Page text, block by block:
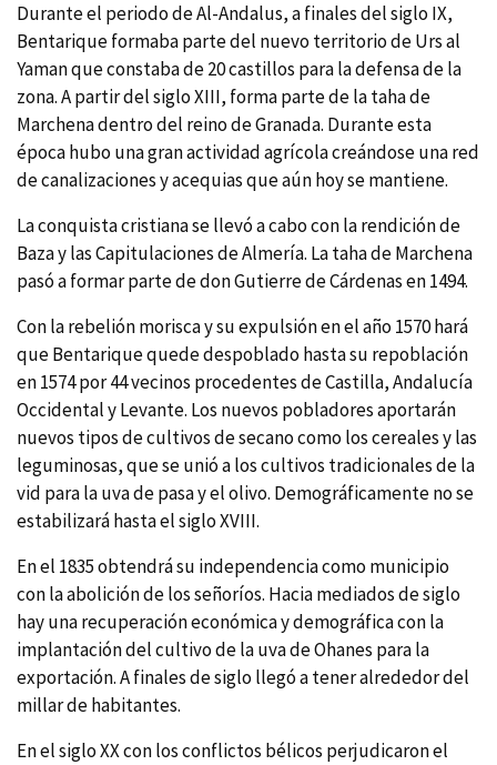
Durante el periodo de Al-Andalus, a finales del siglo IX,
Bentarique formaba parte del nuevo territorio de Urs al
Yaman que constaba de 20 castillos para la defensa de la
zona. A partir del siglo XIII, forma parte de la taha de
Marchena dentro del reino de Granada. Durante esta
época hubo una gran actividad agrí­cola creándose una red
de canalizaciones y acequias que aún hoy se mantiene.
La conquista cristiana se llevó a cabo con la rendición de
Baza y las Capitulaciones de Almerí­a. La taha de Marchena
pasó a formar parte de don Gutierre de Cárdenas en 1494.
Con la rebelión morisca y su expulsión en el año 1570 hará
que Bentarique quede despoblado hasta su repoblación
en 1574 por 44 vecinos procedentes de Castilla, Andalucí­a
Occidental y Levante. Los nuevos pobladores aportarán
nuevos tipos de cultivos de secano como los cereales y las
leguminosas, que se unió a los cultivos tradicionales de la
vid para la uva de pasa y el olivo. Demográficamente no se
estabilizará hasta el siglo XVIII.
En el 1835 obtendrá su independencia como municipio
con la abolición de los señorí­os. Hacia mediados de siglo
hay una recuperación económica y demográfica con la
implantación del cultivo de la uva de Ohanes para la
exportación. A finales de siglo llegó a tener alrededor del
millar de habitantes.
En el siglo XX con los conflictos bélicos perjudicaron el